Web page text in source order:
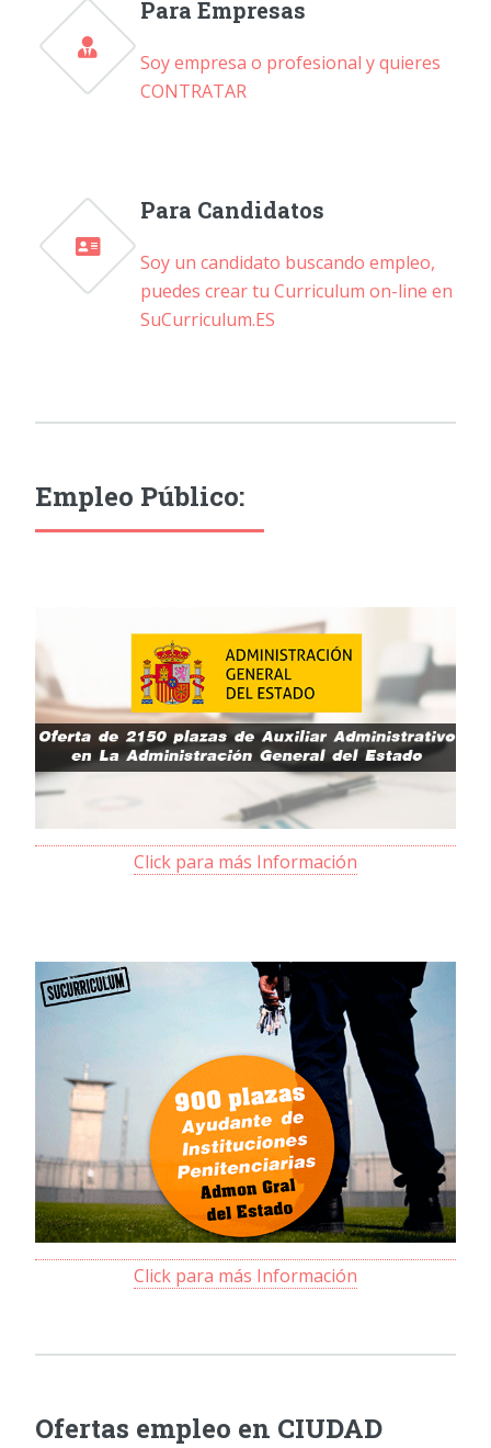
Para Empresas
Soy empresa o profesional y quieres
CONTRATAR
Para Candidatos
Soy un candidato buscando empleo,
puedes crear tu Curriculum on-line en
SuCurriculum.ES
Empleo Público:
Click para más Información
Click para más Información
Ofertas empleo en CIUDAD